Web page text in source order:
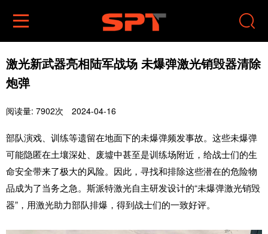
 
激光新武器亮相陆军战场 未爆弹激光销毁器清除
炮弹
阅读量: 7902次 2024-04-16
部队演戏、训练等遗留在地面下的未爆弹频发事故。这些未爆弹
可能隐匿在土壤深处、废墟中甚至是训练场附近，给战士们的生
命安全带来了极大的风险。因此，寻找和排除这些潜在的危险物
品成为了当务之急。斯派特激光自主研发设计的“未爆弹激光销毁
器”，用激光助力部队排爆，得到战士们的一致好评。